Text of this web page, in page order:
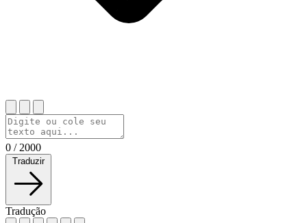
0 / 2000
Traduzir
Tradução